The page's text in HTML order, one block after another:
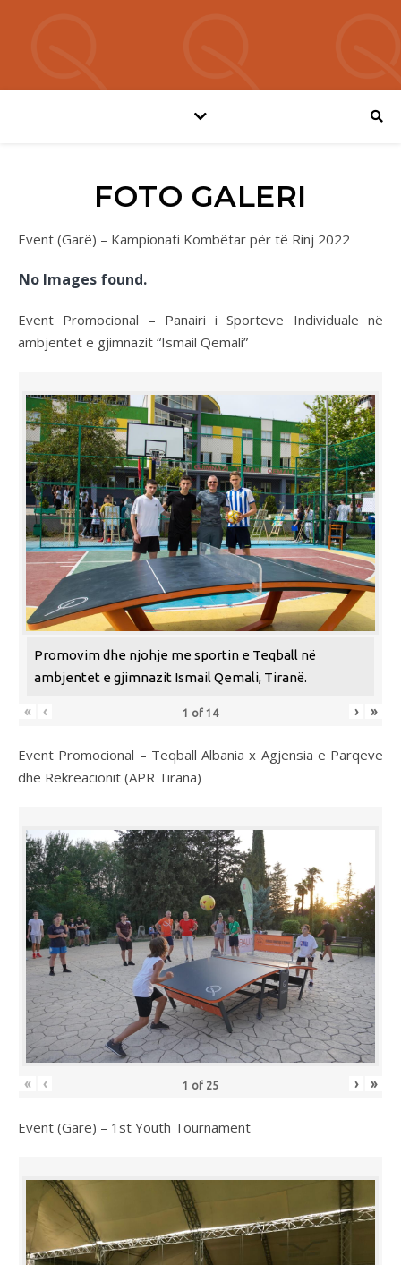
FOTO GALERI
Event (Garë) – Kampionati Kombëtar për të Rinj 2022
No Images found.
Event Promocional – Panairi i Sporteve Individuale në
ambjentet e gjimnazit “Ismail Qemali”
Promovim dhe njohje me sportin e Teqball në
ambjentet e gjimnazit Ismail Qemali, Tiranë.
« ‹ 1 of 14 › »
Event Promocional – Teqball Albania x Agjensia e Parqeve
dhe Rekreacionit (APR Tirana)
« ‹ 1 of 25 › »
Event (Garë) – 1st Youth Tournament